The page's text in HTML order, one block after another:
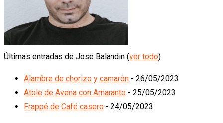
Últimas entradas de Jose Balandin (ver todo)
Alambre de chorizo y camarón - 26/05/2023
Atole de Avena con Amaranto - 25/05/2023
Frappé de Café casero - 24/05/2023